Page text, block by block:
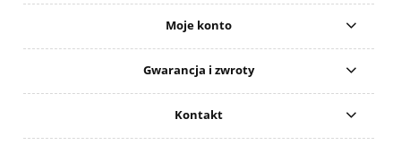
Moje konto
Gwarancja i zwroty
Kontakt